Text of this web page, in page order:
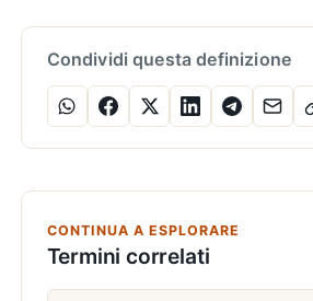
Condividi questa definizione
CONTINUA A ESPLORARE
Termini correlati